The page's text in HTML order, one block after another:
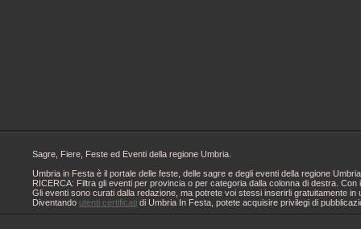
Sagre, Fiere, Feste ed Eventi della regione Umbria.
Umbria in Festa è il portale delle feste, delle sagre e degli eventi della regione
RICERCA: Filtra gli eventi per provincia o per categoria dalla colonna di destra.
Gli eventi sono curati dalla redazione, ma potrete voi stessi inserirli gratuitamente
Diventando utenti certificati di Umbria In Festa, potete acquisire privilegi di